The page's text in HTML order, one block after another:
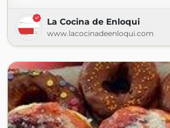
La Cocina de Enloqui
www.lacocinadeenloqui.com